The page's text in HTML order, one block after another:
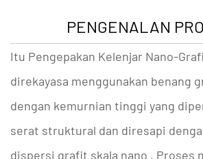
PENGENALAN
Itu Pengepakan Kelenjar Nano-
direkayasa menggunakan benang
dengan kemurnian tinggi yang
serat struktural dan diresapi
dispersi grafit skala nano . Proses